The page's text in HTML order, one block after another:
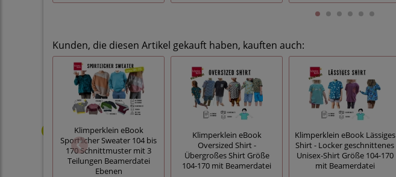
Kunden, die diesen Artikel gekauft haben, kauften auch:
Klimperklein eBook
Sportlicher Sweater 104 bis
170 Schnittmuster mit 3
Teilungen Beamerdatei
Ebenen
Klimperklein eBook
Oversized Shirt -
Übergroßes Shirt Größe
104-170 mit Beamerdatei
Klimperklein eBook Lässiges
Shirt - Locker geschnittenes
Unisex-Shirt Größe 104-170
mit Beamerdatei